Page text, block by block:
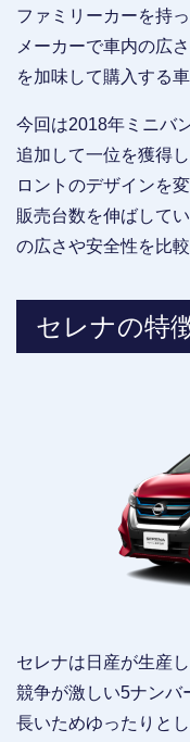
ファミリーカーを持
メーカーで車内の広
を加味して購入する
今回は2018年ミニバ
追加して一位を獲得
ロントのデザインを
販売台数を伸ばして
の広さや安全性を比
セレナの特
セレナは日産が生産
競争が激しい5ナンバ
長いためゆったりと